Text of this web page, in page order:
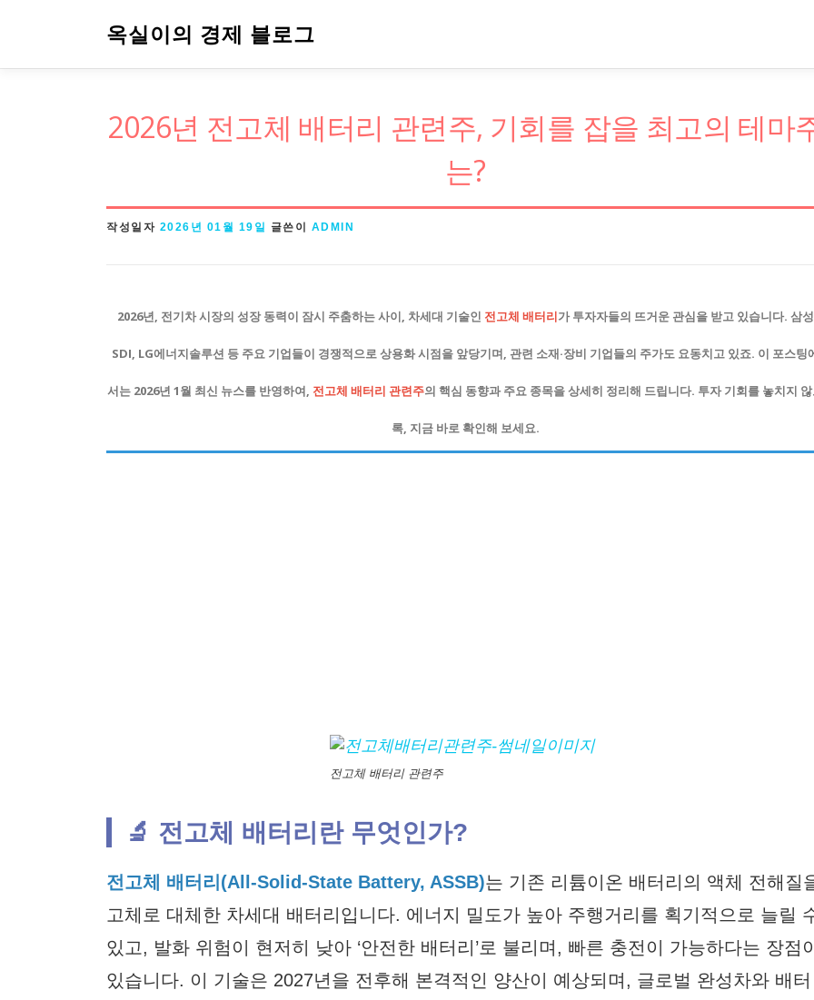
으
옥실이의 경제 블로그
2026년 전고체 배터리 관련주, 기회를 잡을 최고의 테마
는?
작성일자 2026년 01월 19일 글쓴이 ADMIN
2026년, 전기차 시장의 성장 동력이 잠시 주춤하는 사이, 차세대 기술인 전고체 배터리가 투자자들의 뜨거운 관심을 받고 있습니다. 삼성
SDI, LG에너지솔루션 등 주요 기업들이 경쟁적으로 상용화 시점을 앞당기며, 관련 소재·장비 기업들의 주가도 요동치고 있죠. 이 포스팅
서는 2026년 1월 최신 뉴스를 반영하여, 전고체 배터리 관련주의 핵심 동향과 주요 종목을 상세히 정리해 드립니다. 투자 기회를 놓치지
록, 지금 바로 확인해 보세요.
전고체 배터리 관련주
🔬 전고체 배터리란 무엇인가?
전고체 배터리(All-Solid-State Battery, ASSB)는 기존 리튬이온 배터리의 액체 전해질
고체로 대체한 차세대 배터리입니다. 에너지 밀도가 높아 주행거리를 획기적으로 늘릴
있고, 발화 위험이 현저히 낮아 ‘안전한 배터리’로 불리며, 빠른 충전이 가능하다는 장점
있습니다. 이 기술은 2027년을 전후해 본격적인 양산이 예상되며, 글로벌 완성차와 배터